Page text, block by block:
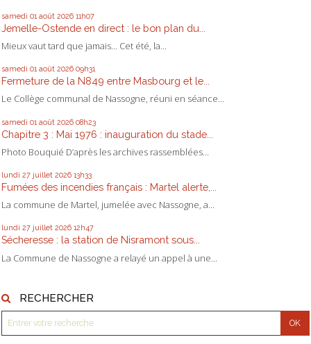
samedi 01 août 2026 11h07
Jemelle-Ostende en direct : le bon plan du...
Mieux vaut tard que jamais... Cet été, la...
samedi 01 août 2026 09h31
Fermeture de la N849 entre Masbourg et le...
Le Collège communal de Nassogne, réuni en séance...
samedi 01 août 2026 08h23
Chapitre 3 : Mai 1976 : inauguration du stade...
Photo Bouquié D’après les archives rassemblées...
lundi 27 juillet 2026 13h33
Fumées des incendies français : Martel alerte,...
La commune de Martel, jumelée avec Nassogne, a...
lundi 27 juillet 2026 12h47
Sécheresse : la station de Nisramont sous...
La Commune de Nassogne a relayé un appel à une...
RECHERCHER